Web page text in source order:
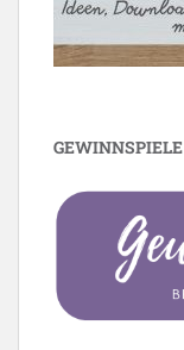
GEWINNSPIELE